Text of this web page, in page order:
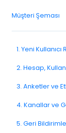
Müşteri Şeması
1. Yeni
1.1.
1.3.
2. Hesap,
2.1 Hesap
2.2.
2.3. Roller
3. Anketler ve
3.1.
3.2. Anket
4. Kanallar ve
4.1.
5. Geri